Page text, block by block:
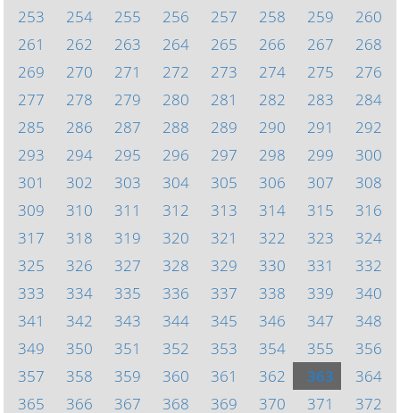
253
254 255 256 257 258 259
260
261
262 263 264 265 266 267
268
269
270 271 272 273 274 275
276
277
278 279 280 281 282 283
284
285
286 287 288 289 290 291
292
293
294 295 296 297 298 299
300
301
302 303 304 305 306 307
308
309
310 311 312 313 314 315
316
317
318 319 320 321 322 323
324
325
326 327 328 329 330 331
332
333
334 335 336 337 338 339
340
341
342 343 344 345 346 347
348
349
350 351 352 353 354 355
356
357
358 359 360 361 362 363
364
365
366 367 368 369 370 371 372